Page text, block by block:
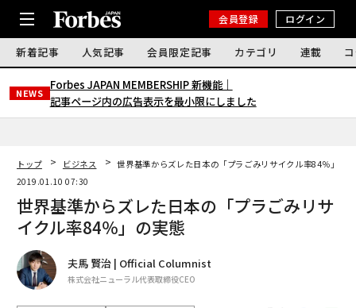
会員登録 ログイン
新着記事 人気記事 会員限定記事 カテゴリ 連載
NEWS
Forbes JAPAN MEMBERSHIP 新機能｜
記事ページ内の広告表示を最小限にしました
トップ ビジネス
世界基準からズレた日本の「プラごみリサイクル率84％」の
2019.01.10 07:30
世界基準からズレた日本の「プラごみリサ
イクル率84％」の実態
夫馬 賢治 | Official Columnist
株式会社ニューラル代表取締役CEO